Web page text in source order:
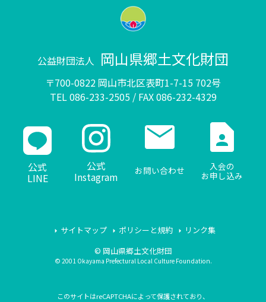
公益財団法人 岡山県郷土文化財団
〒700-0822 岡山市北区表町1-7-15 702号
TEL 086-233-2505 / FAX 086-232-4329
公式
LINE
公式
Instagram
mail
お問い合わせ
contact_page
入会の
お申し込み
サイトマップ ポリシーと規約
リンク集
© 岡山県郷土文化財団
© 2001 Okayama Prefectural Local Culture Foundation.
このサイトはreCAPTCHAによって保護されており、